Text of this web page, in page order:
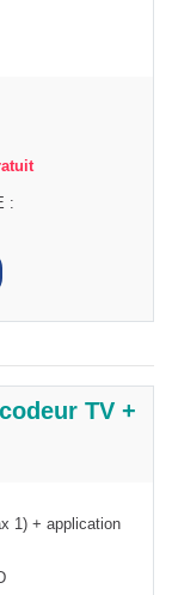
:
TV +
1) + application